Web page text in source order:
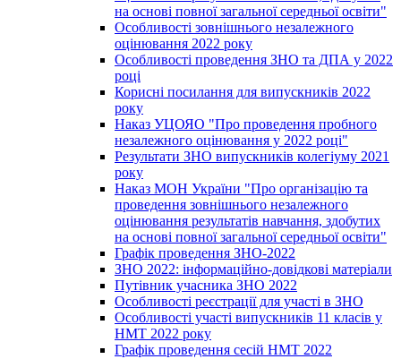
на основі повної загальної середньої освіти"
Особливості зовнішнього незалежного
оцінювання 2022 року
Особливості проведення ЗНО та ДПА у 2022
році
Корисні посилання для випускників 2022
року
Наказ УЦОЯО "Про проведення пробного
незалежного оцінювання у 2022 році"
Результати ЗНО випускників колегіуму 2021
року
Наказ МОН України "Про організацію та
проведення зовнішнього незалежного
оцінювання результатів навчання, здобутих
на основі повної загальної середньої освіти"
Графік проведення ЗНО-2022
ЗНО 2022: інформаційно-довідкові матеріали
Путівник учасника ЗНО 2022
Особливості реєстрації для участі в ЗНО
Особливості участі випускників 11 класів у
НМТ 2022 року
Графік проведення сесій НМТ 2022